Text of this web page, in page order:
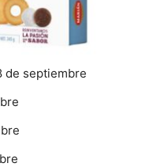
de septiembre